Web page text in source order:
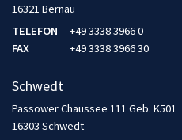
16321 Bernau
TELEFON
+49 3338 3966 0
FAX
+49 3338 3966 30
Schwedt
Passower Chaussee 111 Geb. K501
16303 Schwedt